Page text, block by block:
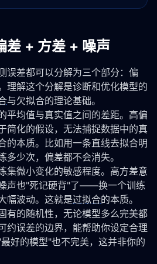
差 + 方差 + 噪声
误差都可以分解为三个部分：偏
理解这个分解是诊断和优化模型的
与欠拟合的理论基础。
平均值与真实值之间的差距。高偏
简化的假设，无法捕捉数据中的真
本质。比如用一条直线去拟合明
多少次，偏差都不会消失。
集微小变化的敏感程度。高方差意
声也"死记硬背"了——换一个训练
幅波动。这就是过拟合的本质。
有的随机性，无论模型多么完美都
约误差的边界，能帮助你设定合理
好的模型"也不完美，这并非你的